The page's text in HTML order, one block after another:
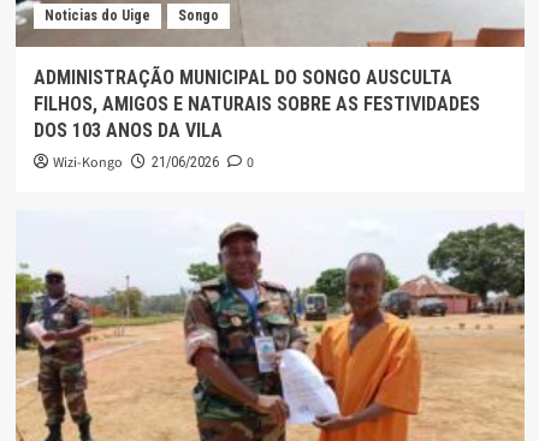
Noticias do Uige Songo
ADMINISTRAÇÃO MUNICIPAL DO SONGO AUSCULTA
FILHOS, AMIGOS E NATURAIS SOBRE AS FESTIVIDADES
DOS 103 ANOS DA VILA
Wizi-Kongo 21/06/2026 0